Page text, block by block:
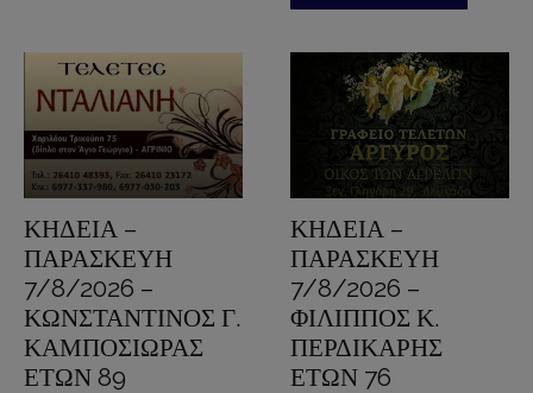
ΚΗΔΕΙΑ –
ΠΑΡΑΣΚΕΥΗ
7/8/2026 –
ΚΩΝΣΤΑΝΤΙΝΟΣ Γ.
ΚΑΜΠΟΣΙΩΡΑΣ
ΕΤΩΝ 89
ΚΗΔΕΙΑ –
ΠΑΡΑΣΚΕΥΗ
7/8/2026 –
ΦΙΛΙΠΠΟΣ Κ.
ΠΕΡΔΙΚΑΡΗΣ
ΕΤΩΝ 76